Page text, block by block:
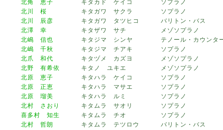
北角 恵子
キタカド ケイコ
ソプラノ
北川 桜
キタガワ サクラ
ソプラノ
北川 辰彦
キタガワ タツヒコ
バリトン・バス
北澤 幸
キタザワ サチ
メゾソプラノ
北嶋 信也
キタジマ シンヤ
テノール・カウンタ
北嶋 千秋
キタジマ チアキ
ソプラノ
北爪 和代
キタヅメ カズヨ
メゾソプラノ
北野 有希依
キタノ ユキエ
メゾソプラノ
北原 恵子
キタハラ ケイコ
ソプラノ
北原 正恵
キタハラ マサエ
ソプラノ
北原 瑠美
キタハラ ルミ
ソプラノ
北村 さおり
キタムラ サオリ
ソプラノ
喜多村 知生
キタムラ チオ
ソプラノ
北村 哲朗
キタムラ テツロウ
バリトン・バス